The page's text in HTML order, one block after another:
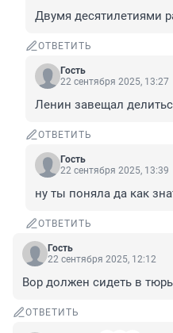
Двумя десятилетиями
ОТВЕТИТЬ
Гость
22 сентября 2025, 13:27
Ленин завещал
ОТВЕТИТЬ
Гость
22 сентября 2025, 13:39
ну ты поняла да как
ОТВЕТИТЬ
Гость
22 сентября 2025, 12:12
Вор должен сидеть в
ОТВЕТИТЬ